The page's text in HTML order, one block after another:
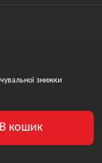
знижки
В кошик